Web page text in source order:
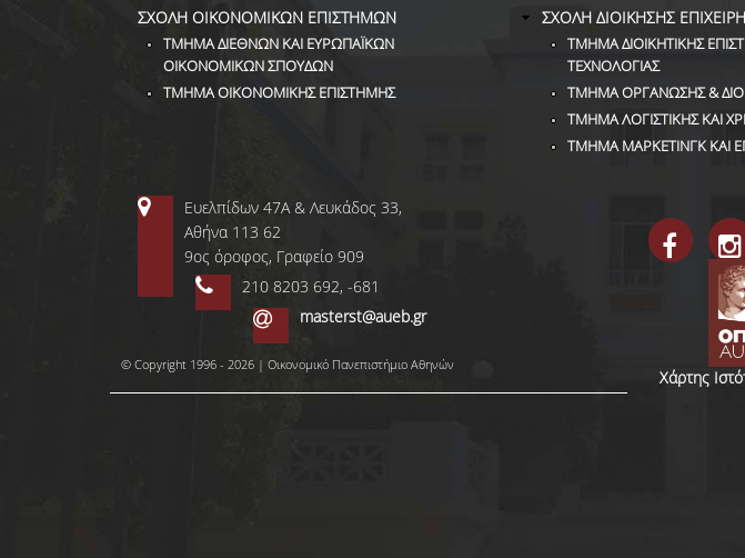
ΣΧΟΛΗ ΟΙΚΟΝΟΜΙΚΩΝ ΕΠΙΣΤΗΜΩΝ
ΤΜΗΜΑ ΔΙΕΘΝΩΝ ΚΑΙ ΕΥΡΩΠΑΪΚΩΝ
ΟΙΚΟΝΟΜΙΚΩΝ ΣΠΟΥΔΩΝ
ΤΜΗΜΑ ΟΙΚΟΝΟΜΙΚΗΣ ΕΠΙΣΤΗΜΗΣ
ΣΧΟΛΗ ΔΙΟΙΚΗΣΗΣ
ΤΜΗΜΑ ΔΙΟΙΚΗΤΙΚΗΣ
ΤΕΧΝΟΛΟΓΙΑΣ
ΤΜΗΜΑ ΟΡΓΑΝΩΣΗΣ &
ΤΜΗΜΑ ΛΟΓΙΣΤΙΚΗΣ ΚΑΙ
ΤΜΗΜΑ ΜΑΡΚΕΤΙΝΓΚ ΚΑΙ
Ευελπίδων 47Α & Λευκάδος 33,
Αθήνα 113 62
9ος όροφος, Γραφείο 909
210 8203 692, -681
masterst@aueb.gr
Χάρτης
© Copyright 1996 - 2026 | Οικονομικό Πανεπιστήμιο Αθηνών